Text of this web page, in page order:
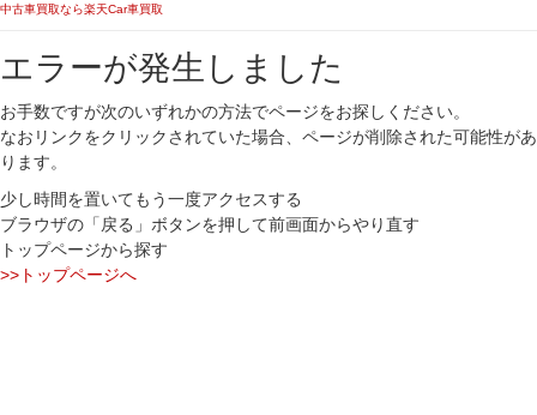
中古車買取なら楽天Car車買取
エラーが発生しました
お手数ですが次のいずれかの方法でページをお探しください。
なおリンクをクリックされていた場合、ページが削除された可能性があ
ります。
少し時間を置いてもう一度アクセスする
ブラウザの「戻る」ボタンを押して前画面からやり直す
トップページから探す
>>トップページへ